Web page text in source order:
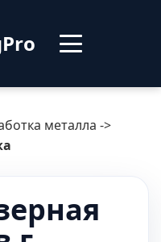
металла ->